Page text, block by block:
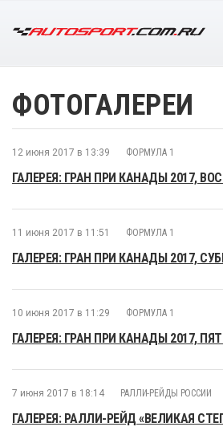
ФОТОГАЛЕРЕИ
12 июня 2017 в 13:39 ФОРМУЛА 1
ГАЛЕРЕЯ: ГРАН ПРИ КАНАДЫ 2017,
11 июня 2017 в 11:51 ФОРМУЛА 1
ГАЛЕРЕЯ: ГРАН ПРИ КАНАДЫ 2017,
10 июня 2017 в 11:29 ФОРМУЛА 1
ГАЛЕРЕЯ: ГРАН ПРИ КАНАДЫ 2017,
7 июня 2017 в 18:14 РАЛЛИ-РЕЙДЫ РОССИИ
ГАЛЕРЕЯ: РАЛЛИ-РЕЙД «ВЕЛИКАЯ